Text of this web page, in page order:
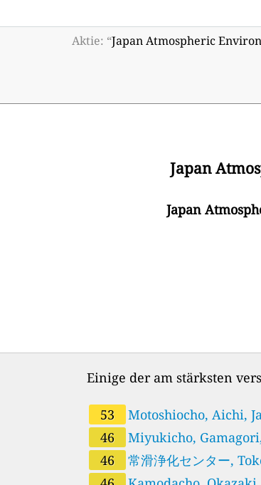
Aktie: “Japan Atmospheric
Japan
Japan
Einige der am stärksten
53
Motoshiocho, Aichi,
園名古屋市南区)
46
Miyukicho,
Japan (蒲郡市御幸町蒲郡市)
46
常滑浄化センター,